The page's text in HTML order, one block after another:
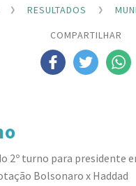
RESULTADOS
COMPARTILHAR
2º turno para presidente
Bolsonaro x Haddad